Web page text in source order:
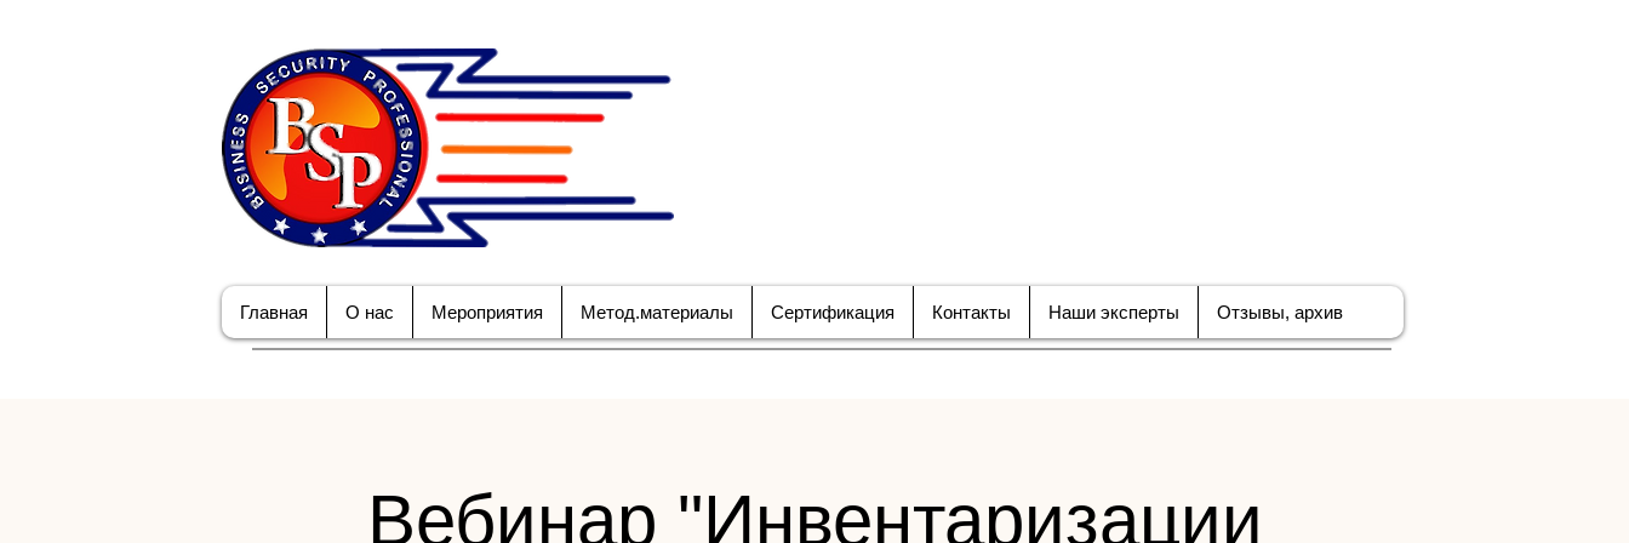
Главная О нас Мероприятия Метод.материалы Сертификация Контакты Наши эксперты Отзывы, архив
Вебинар "Инвентаризации